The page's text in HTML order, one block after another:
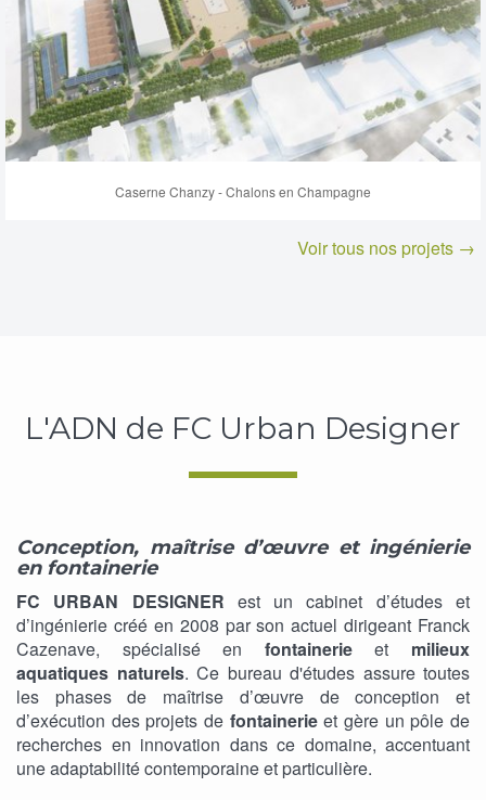
Caserne Chanzy - Chalons en Champagne
Voir tous nos projets →
L'ADN de FC Urban Designer
Conception, maîtrise d’œuvre et ingénierie
en fontainerie
FC URBAN DESIGNER est un cabinet d’études et
d’ingénierie créé en 2008 par son actuel dirigeant Franck
Cazenave, spécialisé en fontainerieet milieux
aquatiques naturels. Ce bureau d'études assure toutes
les phases de maîtrise d’œuvre de conception et
d’exécution des projets de fontainerieet gère un pôle de
recherches en innovation dans ce domaine, accentuant
une adaptabilité contemporaine et particulière.